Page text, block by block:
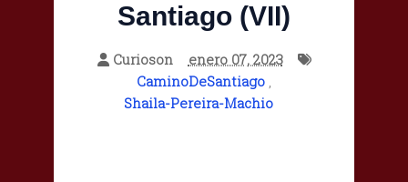
Santiago (VII)
Curioson
enero 07, 2023
CaminoDeSantiago ,
Shaila-Pereira-Machio